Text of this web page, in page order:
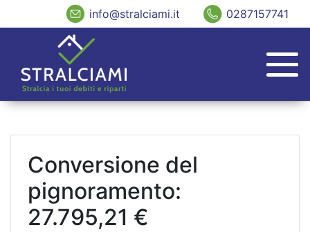
info@stralciami.it 0287157741
Conversione del
pignoramento:
27.795,21 €